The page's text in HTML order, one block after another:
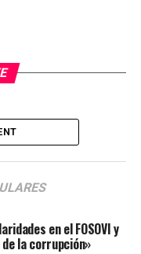
en el FOSOVI y
la corrupción»